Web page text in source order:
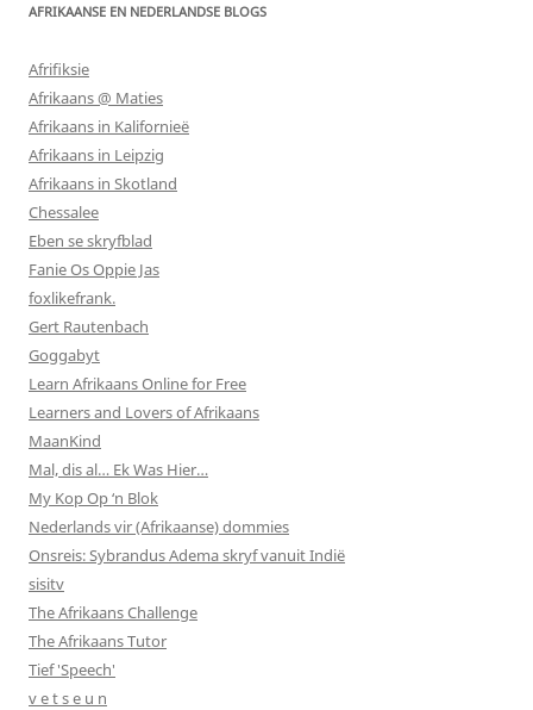
AFRIKAANSE EN NEDERLANDSE BLOGS
Afrifiksie
Afrikaans @ Maties
Afrikaans in Kalifornieë
Afrikaans in Leipzig
Afrikaans in Skotland
Chessalee
Eben se skryfblad
Fanie Os Oppie Jas
foxlikefrank.
Gert Rautenbach
Goggabyt
Learn Afrikaans Online for Free
Learners and Lovers of Afrikaans
MaanKind
Mal, dis al… Ek Was Hier…
My Kop Op ‘n Blok
Nederlands vir (Afrikaanse) dommies
Onsreis: Sybrandus Adema skryf vanuit Indië
sisitv
The Afrikaans Challenge
The Afrikaans Tutor
Tief 'Speech'
v e t s e u n